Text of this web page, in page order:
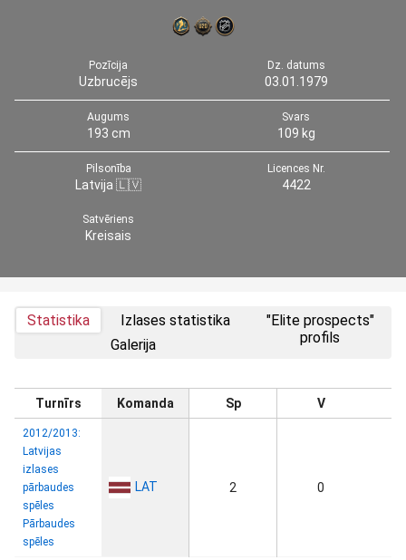
Pozīcija
Uzbrucējs
Dz. datums
03.01.1979
Augums
193 cm
Svars
109 kg
Pilsonība
Latvija 🇱🇻
Licences Nr.
4422
Satvēriens
Kreisais
Statistika
Izlases statistika
Galerija
"Elite prospects"
profils
Turnīrs Komanda Sp V
2012/2013:
Latvijas
izlases
pārbaudes
spēles
Pārbaudes
spēles
LAT 2 0